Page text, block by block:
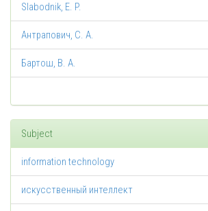
Slabodnik, E. P.
Антрапович, С. А.
Бартош, В. А.
Subject
information technology
искусственный интеллект